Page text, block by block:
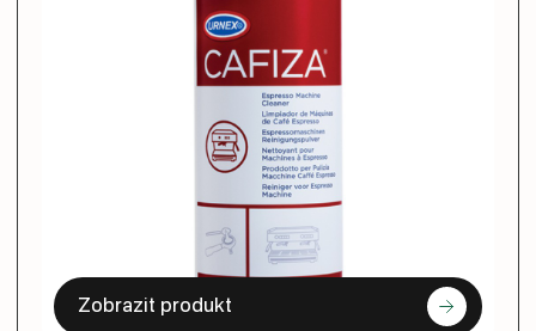
Zobrazit produkt